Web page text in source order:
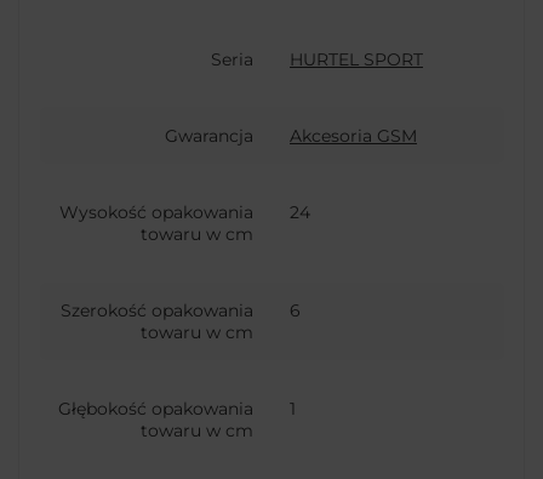
Seria HURTEL SPORT
Gwarancja Akcesoria GSM
Wysokość opakowania
towaru w cm
24
Szerokość opakowania
towaru w cm
6
Głębokość opakowania
towaru w cm
1